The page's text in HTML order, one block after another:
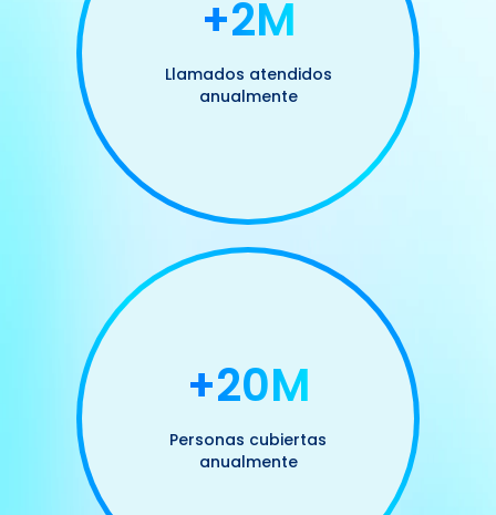
+2M
Llamados atendidos
anualmente
+20M
Personas cubiertas
anualmente